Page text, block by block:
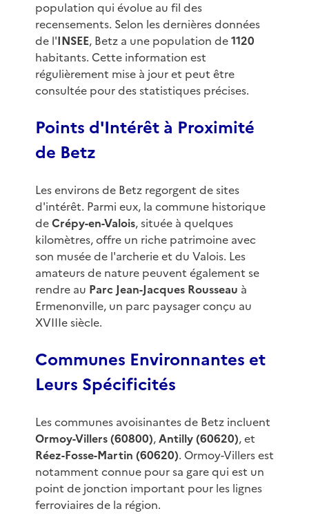
population qui évolue au fil des
recensements. Selon les dernières données
de l'INSEE, Betz a une population de1120
habitants. Cette information est
régulièrement mise à jour et peut être
consultée pour des statistiques précises.
Points d'Intérêt à Proximité
de Betz
Les environs de Betz regorgent de sites
d'intérêt. Parmi eux, la commune historique
deCrépy-en-Valois, située à quelques
kilomètres, offre un riche patrimoine avec
son musée de l'archerie et du Valois. Les
amateurs de nature peuvent également se
rendre au Parc Jean-Jacques Rousseau à
Ermenonville, un parc paysager conçu au
XVIIIe siècle.
Communes Environnantes et
Leurs Spécificités
Les communes avoisinantes de Betz incluent
Ormoy-Villers (60800),Antilly (60620), et
Réez-Fosse-Martin (60620). Ormoy-Villers est
notamment connue pour sa gare qui est un
point de jonction important pour les lignes
ferroviaires de la région.